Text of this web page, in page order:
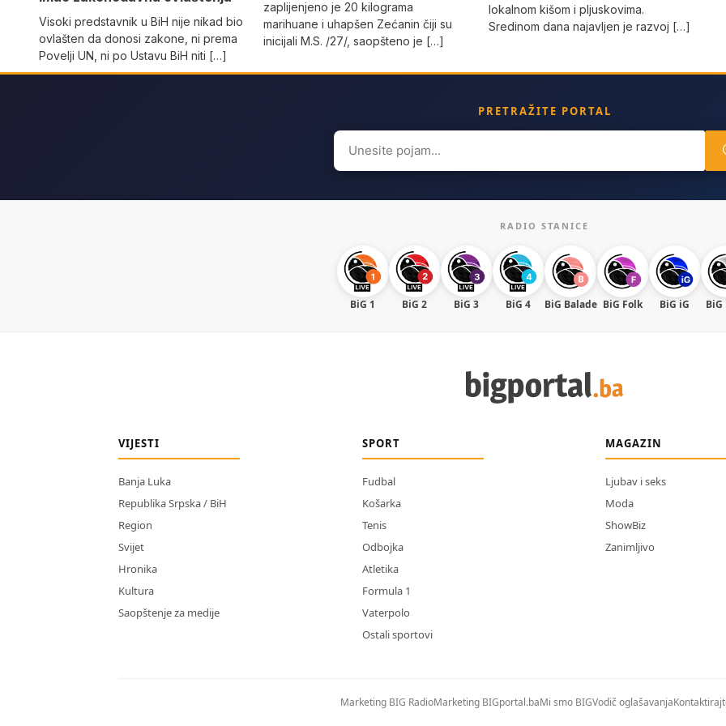
Visoki predstavnik u BiH nije nikad bio
ovlašten da donosi zakone, ni prema
Povelji UN, ni po Ustavu BiH niti […]
zaplijenjeno je 20 kilograma
marihuane i uhapšen Zećanin čiji su
inicijali M.S. /27/, saopšteno je […]
lokalnom kišom i pljuskovima.
Sredinom dana najavljen je razvoj […]
PRETRAŽITE PORTAL
Search
for:
RADIO STANICE
BiG 1 BiG 2 BiG 3 BiG 4 BiG Balade BiG Folk BiG iG BiG
VIJESTI
Banja Luka
Republika Srpska / BiH
Region
Svijet
Hronika
Kultura
Saopštenje za medije
SPORT
Fudbal
Košarka
Tenis
Odbojka
Atletika
Formula 1
Vaterpolo
Ostali sportovi
MAGAZIN
Ljubav i seks
Moda
ShowBiz
Zanimljivo
Marketing BIG RadioMarketing BIGportal.baMi smo BIGVodič oglašavanja